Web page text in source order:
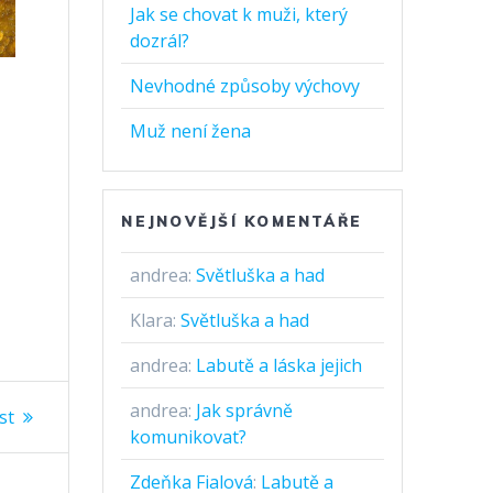
Jak se chovat k muži, který
dozrál?
Nevhodné způsoby výchovy
Muž není žena
NEJNOVĚJŠÍ KOMENTÁŘE
andrea:Světluška a had
Klara:Světluška a had
andrea: Labutě a láska jejich
andrea: Jak správně
komunikovat?
Zdeňka Fialová: Labutě a